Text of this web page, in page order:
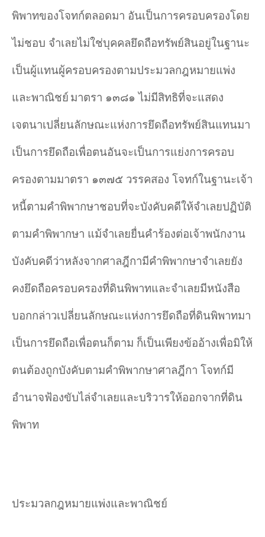
พิพาทของโจทก์ตลอดมา อันเป็นการครอบครองโดย
ไม่ชอบ จำเลยไม่ใช่บุคคลยึดถือทรัพย์สินอยู่ในฐานะ
เป็นผู้แทนผู้ครอบครองตามประมวลกฎหมายแพ่ง
และพาณิชย์ มาตรา ๑๓๘๑ ไม่มีสิทธิที่จะแสดง
เจตนาเปลี่ยนลักษณะแห่งการยึดถือทรัพย์สินแทนมา
เป็นการยึดถือเพื่อตนอันจะเป็นการแย่งการครอบ
ครองตามมาตรา ๑๓๗๕ วรรคสอง โจทก์ในฐานะเจ้า
หนี้ตามคำพิพากษาชอบที่จะบังคับคดีให้จำเลยปฏิบัติ
ตามคำพิพากษา แม้จำเลยยื่นคำร้องต่อเจ้าพนักงาน
บังคับคดีว่าหลังจากศาลฎีกามีคำพิพากษาจำเลยยัง
คงยึดถือครอบครองที่ดินพิพาทและจำเลยมีหนังสือ
บอกกล่าวเปลี่ยนลักษณะแห่งการยึดถือที่ดินพิพาทมา
เป็นการยึดถือเพื่อตนก็ตาม ก็เป็นเพียงข้ออ้างเพื่อมิให้
ตนต้องถูกบังคับตามคำพิพากษาศาลฎีกา โจทก์มี
อำนาจฟ้องขับไล่จำเลยและบริวารให้ออกจากที่ดิน
พิพาท
ประมวลกฎหมายแพ่งและพาณิชย์